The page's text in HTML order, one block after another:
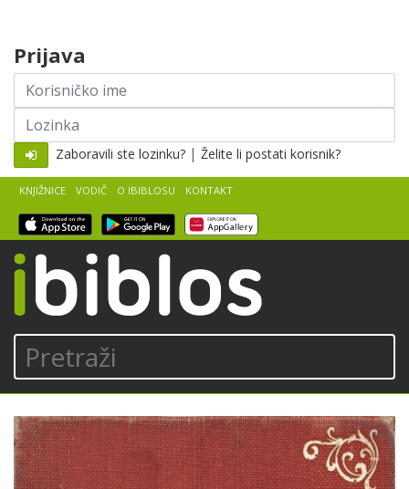
Pretraži
KNJIŽNICE VODIČ O IBIBLOSU KONTAKT
Prijava
Korisničko
ime
Lozinka
Zaboravili ste lozinku? | Želite li postati korisnik?
August
Šenoa
Pretpregled